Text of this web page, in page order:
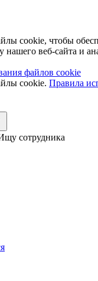
cookie, чтобы
нашего веб-сайта и
файлов cookie
cookie. Правила
сотрудника